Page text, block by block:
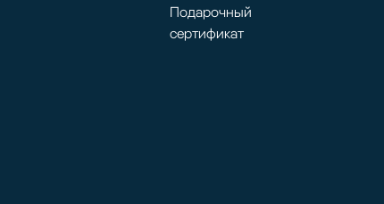
Подарочный
сертификат